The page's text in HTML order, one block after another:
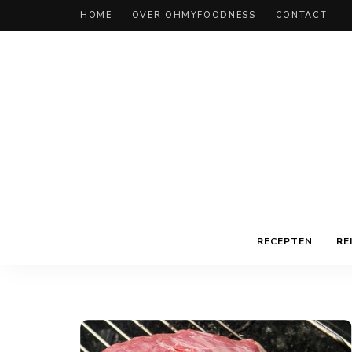
HOME OVER OHMYFOODNESS CONTACT
RECEPTEN